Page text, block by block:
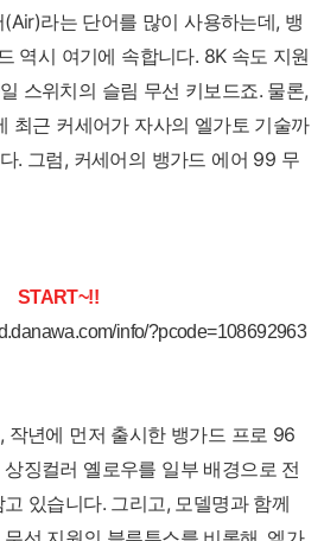
라는 단어를 많이 사용하는데, 뱅
역시 여기에 속합니다. 8K 속도 지원
스위치의 슬림 무선 키보드죠. 물론,
최근 커세어가 자사의 엘가토 기술까
. 그럼, 커세어의 뱅가드 에어 99 무
START~!!
info/?pcode=108692963
작년에 먼저 출시한 뱅가드 프로 96
징컬러 옐로우를 일부 배경으로 전
있습니다. 그리고, 모델명과 함께